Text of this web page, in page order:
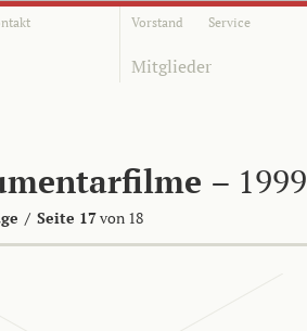
Vorstand Service
Mitglieder
– 1999
/ Seite 17von 18